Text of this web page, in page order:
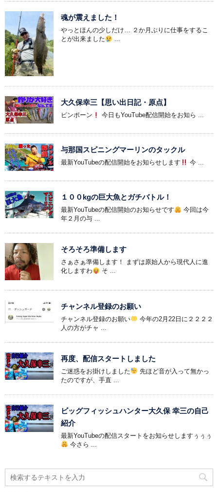
魂が震えました！
やっとほんの少しだけ… ２か月ぶりに仕事をするこ
とが出来ました
...
大久保幸三【思い出日記・原点】
ピンポーン 今日もYouTube配信開始をお知ら ...
与那国スピニングマーリンのタックル
最新YouTubeの配信開始をお知らせします 今 ...
１００kgの巨大魚とガチバトル！
最新YouTubeの配信開始のお知らせです
今回は今
年２月の与 ...
そろそろ準備します
さぁさぁ準備します！ まずは原始人から現代人に進
化しますわ
そ ...
チャンネル登録のお願い
チャンネル登録のお願い
今年の2月22日に２２２２
人の方がチャ ...
再度、配信スタートしました
ご迷惑をお掛けしました
先ほど音が入って無かっ
たのですが、手直 ...
ビッグフィッシュハンター大久保 幸三の自己
紹介
最新YouTubeの配信スタートをお知らせしますぅぅぅ
今さら ...